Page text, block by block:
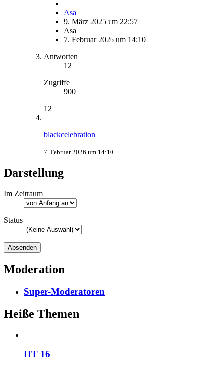
Asa
9. März 2025 um 22:57
Asa
7. Februar 2026 um 14:10
Antworten
12
Zugriffe
900
12
blackcelebration
7. Februar 2026 um 14:10
Darstellung
Im Zeitraum
Status
Moderation
Super-Moderatoren
Heiße Themen
HT 16